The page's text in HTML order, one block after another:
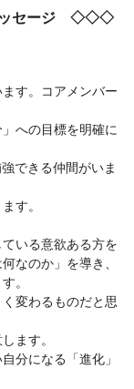
ッセージ ◇◇◇
す。コアメンバー
への目標を明確に
できる仲間がいま
す。
いる意欲ある方を
なのか」を導き、
。
変わるものだと思
ます。
分になる「進化」